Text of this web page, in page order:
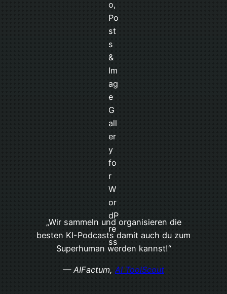
„Wir sammeln und organisieren die
besten KI-Podcasts damit auch du zum
Superhuman werden kannst!“
— AIFactum, AI ToolScout